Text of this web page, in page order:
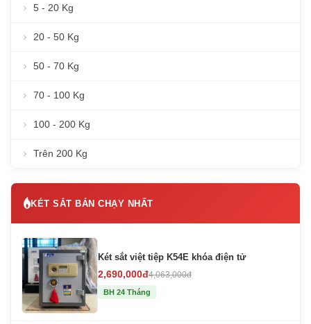
5 - 20 Kg
20 - 50 Kg
50 - 70 Kg
70 - 100 Kg
100 - 200 Kg
Trên 200 Kg
KÉT SẮT BÁN CHẠY NHẤT
Két sắt việt tiệp K54E khóa điện tử
2,690,000đ4,063,000đ
BH 24 Tháng